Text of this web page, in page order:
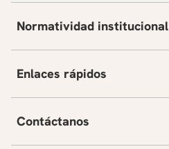
Normatividad institucional
Enlaces rápidos
Contáctanos